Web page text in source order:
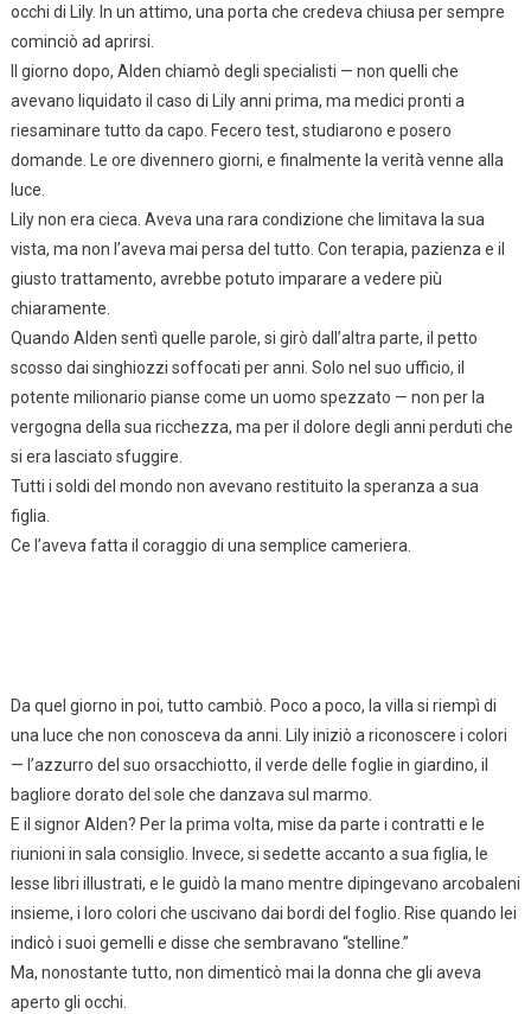
occhi di Lily. In un attimo, una porta che credeva chiusa per sempre
cominciò ad aprirsi.
Il giorno dopo, Alden chiamò degli specialisti — non quelli che
avevano liquidato il caso di Lily anni prima, ma medici pronti a
riesaminare tutto da capo. Fecero test, studiarono e posero
domande. Le ore divennero giorni, e finalmente la verità venne alla
luce.
Lily non era cieca. Aveva una rara condizione che limitava la sua
vista, ma non l’aveva mai persa del tutto. Con terapia, pazienza e il
giusto trattamento, avrebbe potuto imparare a vedere più
chiaramente.
Quando Alden sentì quelle parole, si girò dall’altra parte, il petto
scosso dai singhiozzi soffocati per anni. Solo nel suo ufficio, il
potente milionario pianse come un uomo spezzato — non per la
vergogna della sua ricchezza, ma per il dolore degli anni perduti che
si era lasciato sfuggire.
Tutti i soldi del mondo non avevano restituito la speranza a sua
figlia.
Ce l’aveva fatta il coraggio di una semplice cameriera.
Da quel giorno in poi, tutto cambiò. Poco a poco, la villa si riempì di
una luce che non conosceva da anni. Lily iniziò a riconoscere i colori
— l’azzurro del suo orsacchiotto, il verde delle foglie in giardino, il
bagliore dorato del sole che danzava sul marmo.
E il signor Alden? Per la prima volta, mise da parte i contratti e le
riunioni in sala consiglio. Invece, si sedette accanto a sua figlia, le
lesse libri illustrati, e le guidò la mano mentre dipingevano arcobaleni
insieme, i loro colori che uscivano dai bordi del foglio. Rise quando lei
indicò i suoi gemelli e disse che sembravano “stelline.”
Ma, nonostante tutto, non dimenticò mai la donna che gli aveva
aperto gli occhi.